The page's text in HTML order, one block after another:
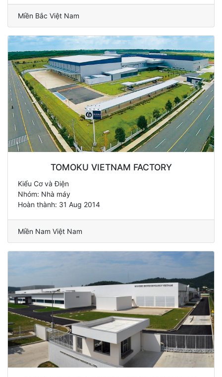
Miền Bắc Việt Nam
TOMOKU VIETNAM FACTORY
Kiểu Cơ và Điện
Nhóm: Nhà máy
Hoàn thành: 31 Aug 2014
Miền Nam Việt Nam